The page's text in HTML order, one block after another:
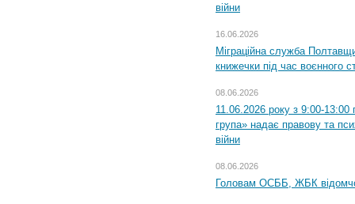
війни
16.06.2026
Міграційна служба
книжечки під час воєнного
08.06.2026
11.06.2026 року з 9:00-13:00
група» надає правову та
війни
08.06.2026
Головам ОСББ, ЖБК